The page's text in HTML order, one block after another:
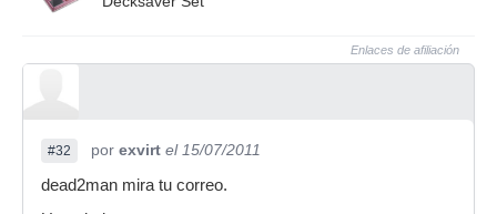
Enlaces de afiliación
#32 por exvirt el 15/07/2011
dead2man mira tu correo.